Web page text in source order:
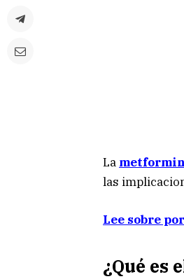
La
las
Lee sobre
¿Qué es